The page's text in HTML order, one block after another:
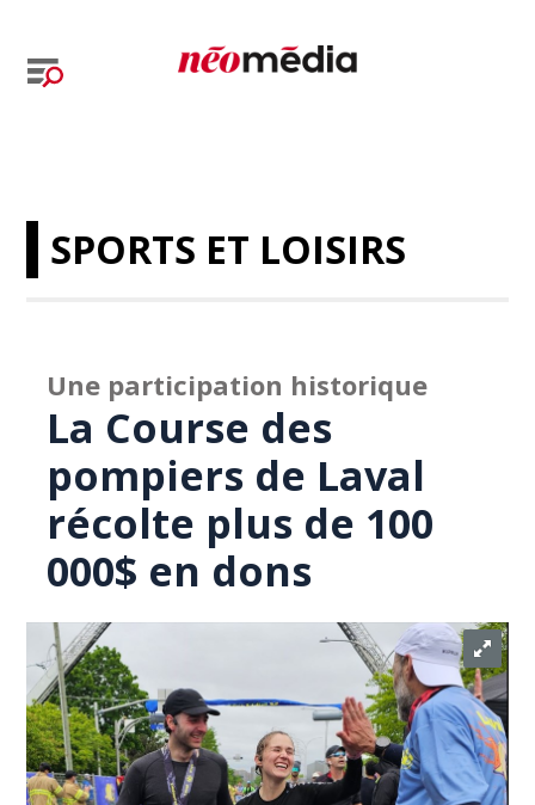
SPORTS ET LOISIRS
Une participation historique
La Course des
pompiers de Laval
récolte plus de 100
000$ en dons